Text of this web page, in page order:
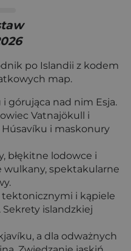
po Islandii z kodem
map.
górująca nad nim Esja.
Vatnajökull i
i maskonury
błękitne lodowce i
wulkany, spektakularne
i kąpiele
islandzkiej
a dla odważnych